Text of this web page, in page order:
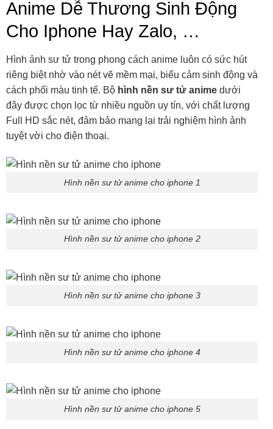
Anime Dễ Thương Sinh Động
Cho Iphone Hay Zalo, …
Hình ảnh sư tử trong phong cách anime luôn có sức hút
riêng biệt nhờ vào nét vẽ mềm mại, biểu cảm sinh động và
cách phối màu tinh tế. Bộ hình nền sư tử anime dưới
đây được chọn lọc từ nhiều nguồn uy tín, với chất lượng
Full HD sắc nét, đảm bảo mang lại trải nghiệm hình ảnh
tuyệt vời cho điện thoại.
Hình nền sư tử anime cho iphone 1
Hình nền sư tử anime cho iphone 2
Hình nền sư tử anime cho iphone 3
Hình nền sư tử anime cho iphone 4
Hình nền sư tử anime cho iphone 5